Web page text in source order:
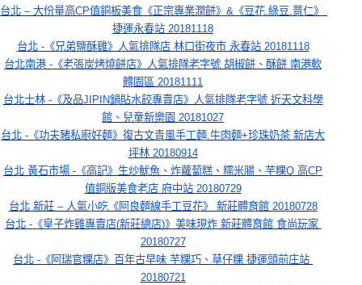
台北 – 大份量高CP值銅板美食《正宗專業潤餅》&《豆花,綠豆,薏仁》
捷運永春站 20181118
台北 -《兄弟鹽酥雞》人氣排隊店 林口街夜市 永春站 20181118
台北南港 -《老張炭烤燒餅店》人氣排隊老字號 胡椒餅、酥餅 南港軟
體園區 20181111
台北士林 -《及品JIPIN鍋貼水餃專賣店》人氣排隊老字號 近天文科學
館、兒童新樂園 20181027
台北 -《功夫豬私廚好麵》復古文青風手工麵.牛肉麵+珍珠奶茶 新店大
坪林 20180914
台北 黃石市場 -《高記》生炒魷魚、炸蘿蔔糕、糯米腸、芋粿Q 高CP
值銅版美食老店 府中站 20180729
台北 新莊 – 人氣小吃《阿良麵線手工豆花》 新莊體育館 20180728
台北 -《皇子炸雞專賣店(新莊總店)》美味現炸 新莊體育館 食尚玩家
20180727
台北 -《阿瑞官粿店》百年古早味 芋粿巧、草仔粿 捷運頭前庄站
20180721